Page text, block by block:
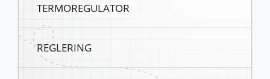
TERMOREGULATOR
REGLERING